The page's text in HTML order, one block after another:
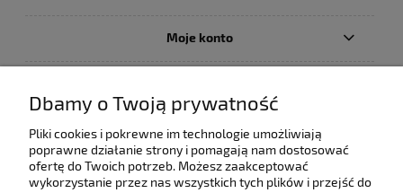
Moje konto
O firmie
pokaż pełną wersję strony
Dbamy o Twoją prywatność
Pliki cookies i pokrewne im technologie umożliwiają
poprawne działanie strony i pomagają nam dostosować
ofertę do Twoich potrzeb. Możesz zaakceptować
wykorzystanie przez nas wszystkich tych plików i przejść do